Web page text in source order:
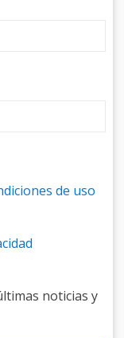
de uso
noticias y